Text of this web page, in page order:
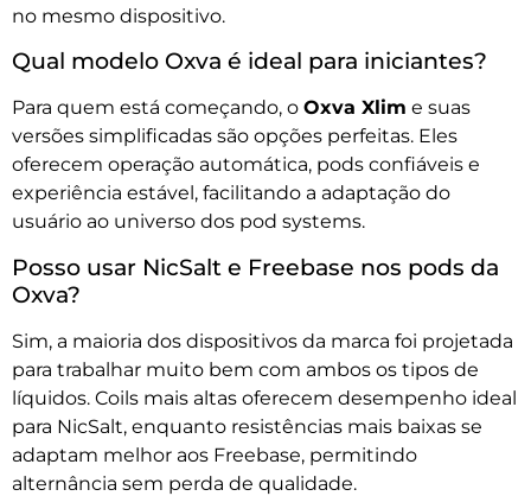
no mesmo dispositivo.
Qual modelo Oxva é ideal para iniciantes?
Para quem está começando, o Oxva Xlim e suas
versões simplificadas são opções perfeitas. Eles
oferecem operação automática, pods confiáveis e
experiência estável, facilitando a adaptação do
usuário ao universo dos pod systems.
Posso usar NicSalt e Freebase nos pods da
Oxva?
Sim, a maioria dos dispositivos da marca foi projetada
para trabalhar muito bem com ambos os tipos de
líquidos. Coils mais altas oferecem desempenho ideal
para NicSalt, enquanto resistências mais baixas se
adaptam melhor aos Freebase, permitindo
alternância sem perda de qualidade.